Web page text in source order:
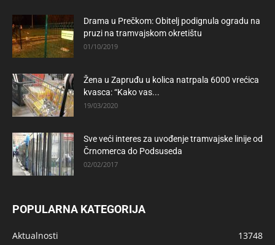
Drama u Prečkom: Obitelj podignula ogradu na
pruzi na tramvajskom okretištu
01/10/2019
Žena u Zapruđu u kolica natrpala 6000 vrećica
kvasca: “Kako vas...
19/03/2020
Sve veći interes za uvođenje tramvajske linije od
Črnomerca do Podsuseda
02/02/2017
POPULARNA KATEGORIJA
Aktualnosti
13748